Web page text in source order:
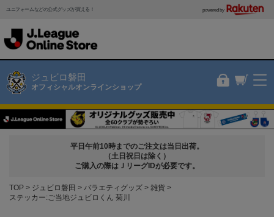
ユニフォームなどの公式グッズが買える！ powered by
ジュビロ磐田
オフィシャルオンラインショップ
平日午前10時までのご注文は当日出荷。
（土日祝日は除く）
ご購入の際はＪリーグIDが必要です。
TOP ジュビロ磐田 バラエティグッズ
雑貨
ステッカー:ご当地ジュビロくん 菊川